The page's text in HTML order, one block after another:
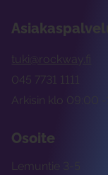
Asiakaspalvelu
tuki@rockway.fi
Arkisin klo 09:00
045 7731 1111
Osoite
Lemuntie 3-5